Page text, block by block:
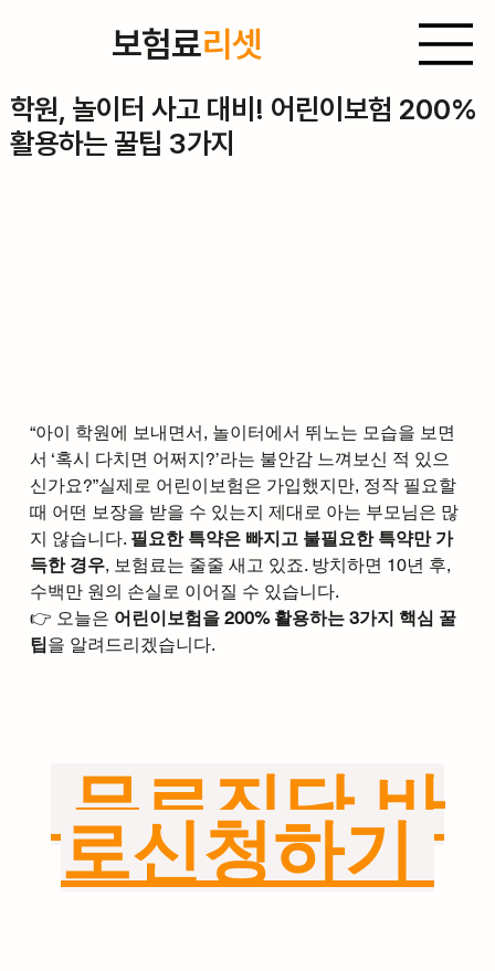
보험료리셋
학원, 놀이터 사고 대비! 어린이보험 200%
활용하는 꿀팁 3가지
“아이 학원에 보내면서, 놀이터에서 뛰노는 모습을 보면
서 ‘혹시 다치면 어쩌지?’라는 불안감 느껴보신 적 있으
신가요?”실제로 어린이보험은 가입했지만, 정작 필요할
때 어떤 보장을 받을 수 있는지 제대로 아는 부모님은 많
지 않습니다. 필요한 특약은 빠지고 불필요한 특약만 가
득한 경우, 보험료는 줄줄 새고 있죠. 방치하면 10년 후,
수백만 원의 손실로 이어질 수 있습니다.
👉 오늘은 어린이보험을 200% 활용하는 3가지 핵심 꿀
팁을 알려드리겠습니다.
무료진단 바
로신청하기